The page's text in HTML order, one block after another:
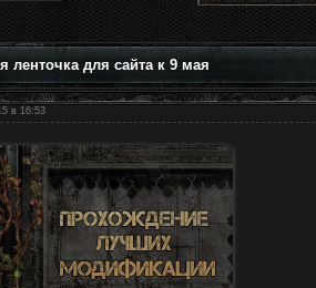
ленточка для сайта к 9 мая
в 16:53